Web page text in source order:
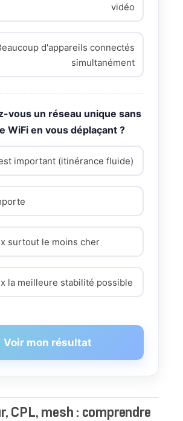
vidéo
d'appareils connectés
simultanément
vous un réseau unique sans
WiFi en vous déplaçant ?
important (itinérance fluide)
surtout le moins cher
la meilleure stabilité possible
Voir mon résultat
CPL, mesh : comprendre